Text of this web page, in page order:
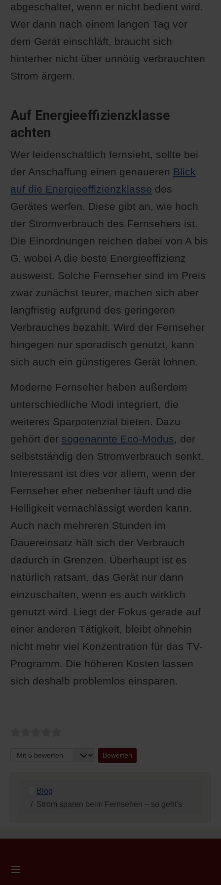
abgeschaltet, wenn er nicht bedient wird.
Wer dann nach einem langen Tag vor
dem Gerät einschläft, braucht sich
hinterher nicht über unnötig verbrauchten
Strom ärgern.
Auf Energieeffizienzklasse
achten
Wer leidenschaftlich fernsieht, sollte bei
der Anschaffung einen genaueren Blick
auf die Energieeffizienzklasse des
Gerätes werfen. Diese gibt an, wie hoch
der Stromverbrauch des Fernsehers ist.
Die Einordnungen reichen dabei von A bis
G, wobei A die beste Energieeffizienz
ausweist. Solche Fernseher sind im Preis
zwar zunächst teurer, machen sich aber
langfristig aufgrund des geringeren
Verbrauches bezahlt. Wird der Fernseher
hingegen nur sporadisch genutzt, kann
sich auch ein günstigeres Gerät lohnen.
Moderne Fernseher haben außerdem
unterschiedliche Modi integriert, die
weiteres Sparpotenzial bieten. Dazu
gehört der sogenannte Eco-Modus, der
selbstständig den Stromverbrauch senkt.
Interessant ist dies vor allem, wenn der
Fernseher eher nebenher läuft und die
Helligkeit vernachlässigt werden kann.
Auch nach mehreren Stunden im
Dauereinsatz hält sich der Verbrauch
dadurch in Grenzen. Überhaupt ist es
natürlich ratsam, das Gerät nur dann
einzuschalten, wenn es auch wirklich
genutzt wird. Liegt der Fokus gerade auf
einer anderen Tätigkeit, bleibt ohnehin
nicht mehr viel Konzentration für das TV-
Programm. Die höheren Kosten lassen
sich deshalb problemlos einsparen.
Blog
Strom sparen beim Fernsehen – so geht's